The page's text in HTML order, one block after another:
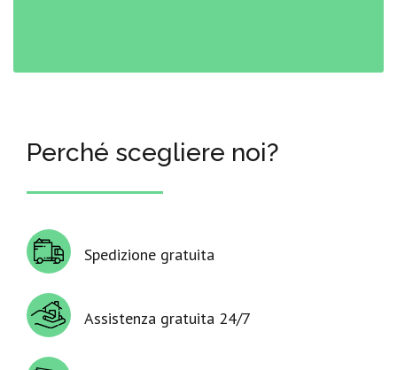
Perché scegliere noi?
Spedizione gratuita
Assistenza gratuita 24/7